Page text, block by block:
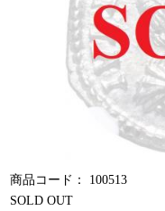
商品コード：
100513
SOLD OUT